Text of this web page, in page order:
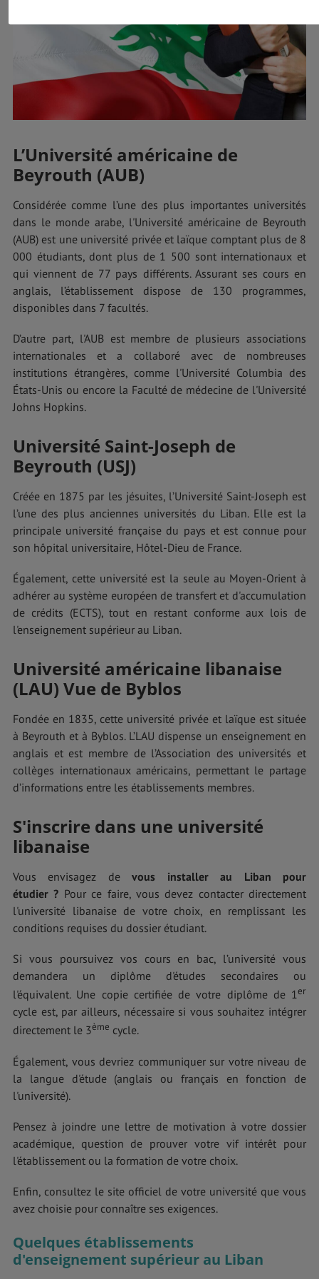
L’Université américaine de
Beyrouth (AUB)
Considérée comme l’une des plus importantes universités
dans le monde arabe, l'Université américaine de Beyrouth
(AUB) est une université privée et laïque comptant plus de 8
000 étudiants, dont plus de 1 500 sont internationaux et
qui viennent de 77 pays différents. Assurant ses cours en
anglais, l’établissement dispose de 130 programmes,
disponibles dans 7 facultés.
D’autre part, l'AUB est membre de plusieurs associations
internationales et a collaboré avec de nombreuses
institutions étrangères, comme l'Université Columbia des
États-Unis ou encore la Faculté de médecine de l'Université
Johns Hopkins.
Université Saint-Joseph de
Beyrouth (USJ)
Créée en 1875 par les jésuites, l’Université Saint-Joseph est
l’une des plus anciennes universités du Liban. Elle est la
principale université française du pays et est connue pour
son hôpital universitaire, Hôtel-Dieu de France.
Également, cette université est la seule au Moyen-Orient à
adhérer au système européen de transfert et d'accumulation
de crédits (ECTS), tout en restant conforme aux lois de
l'enseignement supérieur au Liban.
Université américaine libanaise
(LAU) Vue de Byblos
Fondée en 1835, cette université privée et laïque est située
à Beyrouth et à Byblos. L’LAU dispense un enseignement en
anglais et est membre de l’Association des universités et
collèges internationaux américains, permettant le partage
d’informations entre les établissements membres.
S'inscrire dans une université
libanaise
Vous envisagez devous installer au Liban pour
étudier ? Pour ce faire, vous devez contacter directement
l'université libanaise de votre choix, en remplissant les
conditions requises du dossier étudiant.
Si vous poursuivez vos cours en bac, l’université vous
demandera un diplôme d'études secondaires ou
l'équivalent. Une copie certifiée de votre diplôme de 1er
cycle est, par ailleurs, nécessaire si vous souhaitez intégrer
directement le 3ème cycle.
Également, vous devriez communiquer sur votre niveau de
la langue d'étude (anglais ou français en fonction de
l'université).
Pensez à joindre une lettre de motivation à votre dossier
académique, question de prouver votre vif intérêt pour
l'établissement ou la formation de votre choix.
Enfin, consultez le site officiel de votre université que vous
avez choisie pour connaître ses exigences.
Quelques établissements
d'enseignement supérieur au Liban